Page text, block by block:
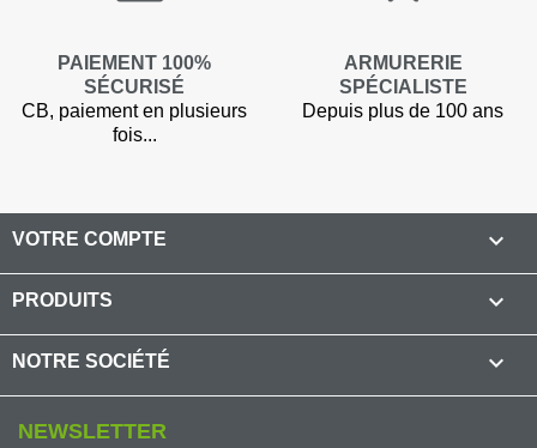
PAIEMENT 100%
SÉCURISÉ
CB, paiement en plusieurs
fois...
ARMURERIE
SPÉCIALISTE
Depuis plus de 100 ans
VOTRE COMPTE 
PRODUITS 
NOTRE SOCIÉTÉ 
NEWSLETTER